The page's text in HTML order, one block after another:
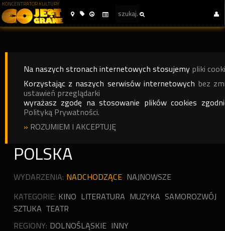
KONCENTRATOR KULTURY
Na naszych stronach internetowych stosujemy pliki
Korzystając z naszych serwisów internetowych bez
ustawień przeglądarki
wyrażasz zgodę na stosowanie plików cookies
Polityką Prywatności.
» ROZUMIEM I AKCEPTUJĘ
POLSKA
WYDARZENIA: NADCHODZĄCE NAJNOWSZE
KATEGORIE: KINO LITERATURA MUZYKA SAMOROZWÓJ
SZTUKA TEATR
REGIONY: DOLNOŚLĄSKIE INNY